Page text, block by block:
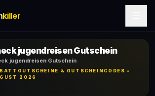
killer
jugendreisen Gutschein
jugendreisen Gutschein
& GUTSCHEINCODES •
2026